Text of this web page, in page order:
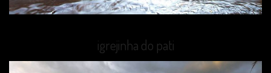
igrejinha do pati